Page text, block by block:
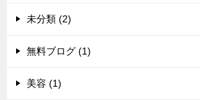
未分類 (2)
無料ブログ (1)
美容 (1)